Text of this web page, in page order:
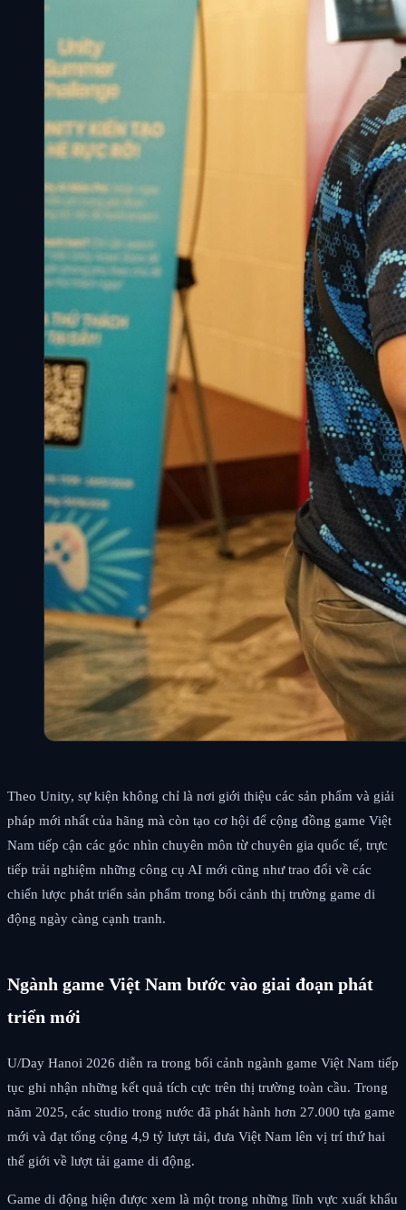
Theo Unity, sự kiện không chỉ là nơi giới thiệu các sản phẩm và giải
pháp mới nhất của hãng mà còn tạo cơ hội để cộng đồng game Việt
Nam tiếp cận các góc nhìn chuyên môn từ chuyên gia quốc tế, trực
tiếp trải nghiệm những công cụ AI mới cũng như trao đổi về các
chiến lược phát triển sản phẩm trong bối cảnh thị trường game di
động ngày càng cạnh tranh.
Ngành game Việt Nam bước vào giai đoạn phát
triển mới
U/Day Hanoi 2026 diễn ra trong bối cảnh ngành game Việt Nam tiếp
tục ghi nhận những kết quả tích cực trên thị trường toàn cầu. Trong
năm 2025, các studio trong nước đã phát hành hơn 27.000 tựa game
mới và đạt tổng cộng 4,9 tỷ lượt tải, đưa Việt Nam lên vị trí thứ hai
thế giới về lượt tải game di động.
Game di động hiện được xem là một trong những lĩnh vực xuất khẩu